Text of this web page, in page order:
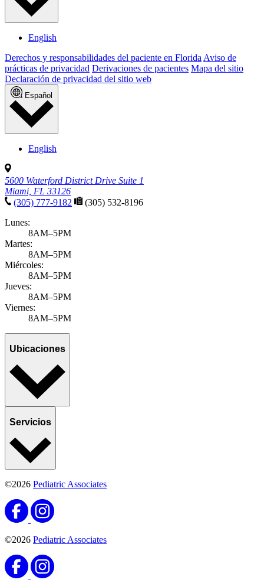
English
Derechos y responsabilidades del paciente en Florida Aviso de
prácticas de privacidad Derivaciones de pacientes Mapa del sitio
Declaración de privacidad del sitio web
Español
English
5600 Waterford District Drive Suite 1
Miami, FL 33126
(305) 777-9182
(305) 532-8196
Lunes:
8AM–5PM
Martes:
8AM–5PM
Miércoles:
8AM–5PM
Jueves:
8AM–5PM
Viernes:
8AM–5PM
Ubicaciones
Servicios
©2026 Pediatric Associates
©2026 Pediatric Associates